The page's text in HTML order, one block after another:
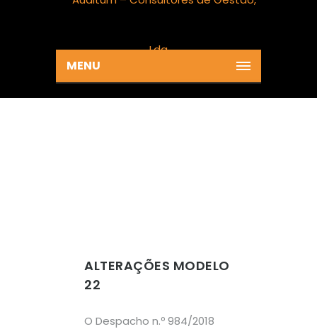
MENU
ALTERAÇÕES MODELO
22
O Despacho n.º 984/2018